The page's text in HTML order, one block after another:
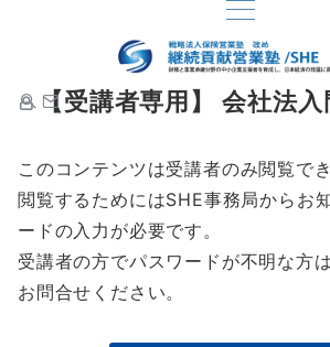
【受講者専用】 会社法入
このコンテンツは受講者のみ閲覧でき
閲覧するためにはSHE事務局からお
ードの入力が必要です。
受講者の方でパスワードが不明な方
お問合せください。